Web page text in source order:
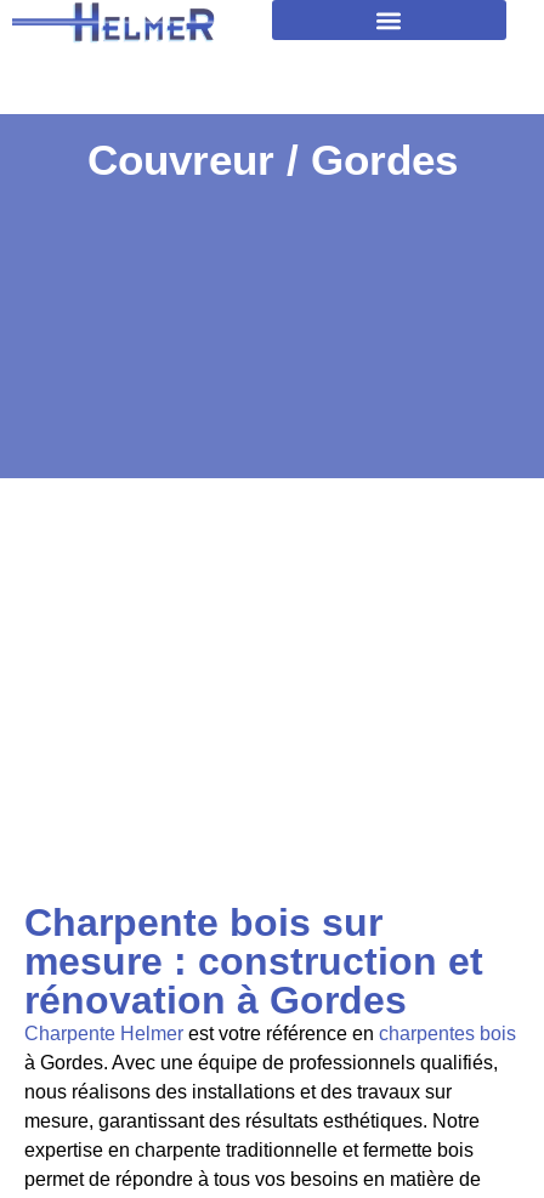
Couvreur / Gordes
Charpente bois sur
mesure : construction et
rénovation à Gordes
Charpente Helmer est votre référence en charpentes bois
à Gordes. Avec une équipe de professionnels qualifiés,
nous réalisons des installations et des travaux sur
mesure, garantissant des résultats esthétiques. Notre
expertise en charpente traditionnelle et fermette bois
permet de répondre à tous vos besoins en matière de